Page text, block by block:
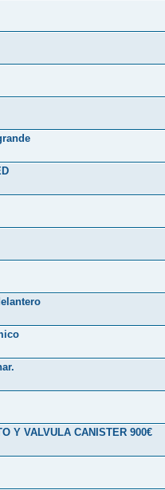
Y VALVULA CANISTER 900€